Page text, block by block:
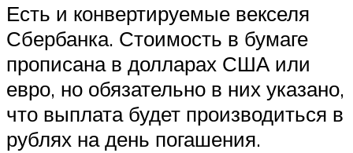
Есть и конвертируемые векселя
Сбербанка. Стоимость в бумаге
прописана в долларах США или
евро, но обязательно в них указано,
что выплата будет производиться в
рублях на день погашения.